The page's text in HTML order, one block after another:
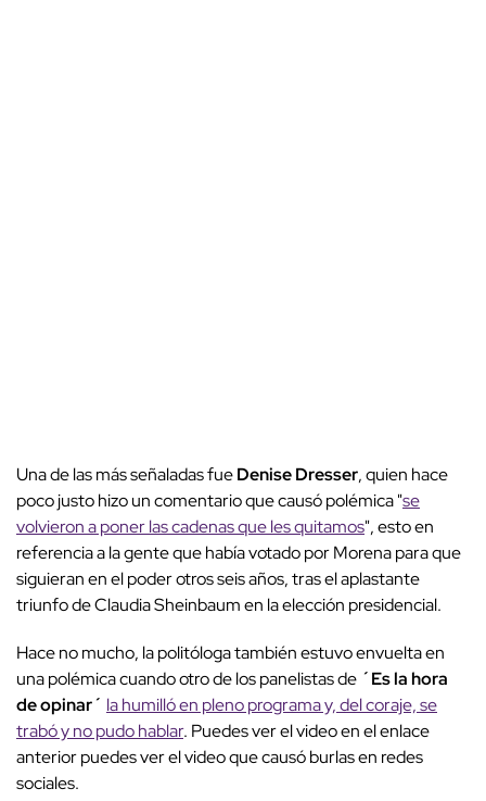
Una de las más señaladas fueDenise Dresser, quien hace
poco justo hizo un comentario que causó polémica "se
volvieron a poner las cadenas que les quitamos", esto en
referencia a la gente que había votado por Morena para que
siguieran en el poder otros seis años, tras el aplastante
triunfo de Claudia Sheinbaum en la elección presidencial.
Hace no mucho, la politóloga también estuvo envuelta en
una polémica cuando otro de los panelistas de ´Es la hora
de opinar´ la humilló en pleno programa y, del coraje, se
trabó y no pudo hablar. Puedes ver el video en el enlace
anterior puedes ver el video que causó burlas en redes
sociales.